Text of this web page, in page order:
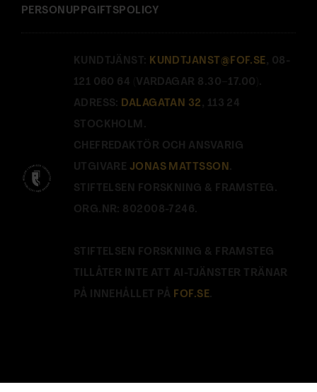
PERSONUPPGIFTSPOLICY
KUNDTJÄNST: KUNDTJANST@FOF.SE , 08-
121 060 64 (VARDAGAR 8.30–17.00).
ADRESS: DALAGATAN 32 , 113 24
STOCKHOLM.
CHEFREDAKTÖR OCH ANSVARIG
UTGIVARE JONAS MATTSSON.
STIFTELSEN FORSKNING & FRAMSTEG.
ORG.NR: 802008-7246.
STIFTELSEN FORSKNING & FRAMSTEG
TILLÅTER INTE ATT AI-TJÄNSTER TRÄNAR
PÅ INNEHÅLLET PÅ FOF.SE.